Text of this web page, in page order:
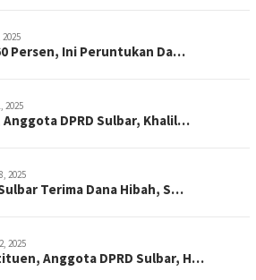
Persen, Ini Peruntukan Da…
2025
Anggota DPRD Sulbar, Khalil…
2025
Terima Dana Hibah, S…
2025
Anggota DPRD Sulbar, H…